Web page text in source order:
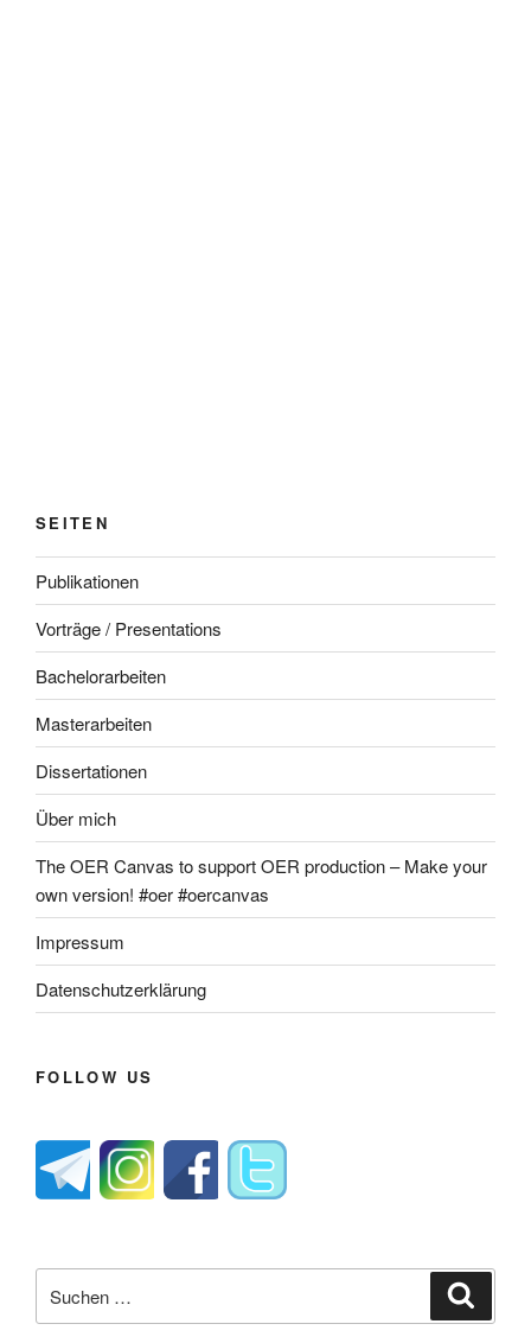
SEITEN
Publikationen
Vorträge / Presentations
Bachelorarbeiten
Masterarbeiten
Dissertationen
Über mich
The OER Canvas to support OER production – Make your
own version! #oer #oercanvas
Impressum
Datenschutzerklärung
FOLLOW US
nach: